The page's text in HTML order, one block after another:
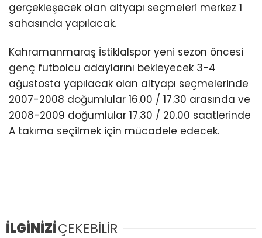
gerçekleşecek olan altyapı seçmeleri merkez 1
sahasında yapılacak.
Kahramanmaraş İstiklalspor yeni sezon öncesi
genç futbolcu adaylarını bekleyecek 3-4
ağustosta yapılacak olan altyapı seçmelerinde
2007-2008 doğumlular 16.00 / 17.30 arasında ve
2008-2009 doğumlular 17.30 / 20.00 saatlerinde
A takıma seçilmek için mücadele edecek.
İLGİNİZİÇEKEBİLİR